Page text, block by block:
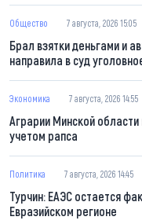
Общество 7 августа, 2026 15:05
Брал взятки деньгами и
направила в суд
Экономика 7 августа, 2026 14:55
Аграрии Минской
учетом рапса
Политика 7 августа, 2026 14:45
Турчин: ЕАЭС остается
Евразийском регионе